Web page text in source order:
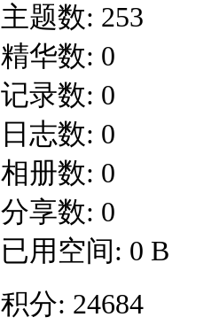
主题数: 253
精华数: 0
记录数: 0
日志数: 0
相册数: 0
分享数: 0
已用空间: 0 B
积分: 24684